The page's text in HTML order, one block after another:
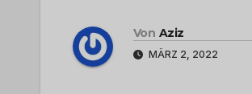
Von Aziz
MÄRZ 2, 2022